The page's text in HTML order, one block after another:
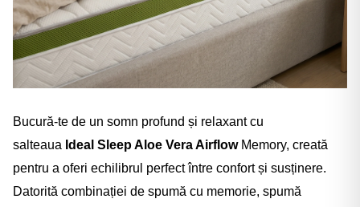
Bucură-te de un somn profund și relaxant cu
salteaua Ideal Sleep Aloe Vera AirflowMemory, creată
pentru a oferi echilibrul perfect între confort și susținere.
Datorită combinației de spumă cu memorie, spumă